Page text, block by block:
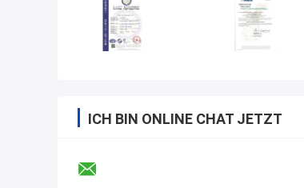
ICH BIN ONLINE CHAT JETZT